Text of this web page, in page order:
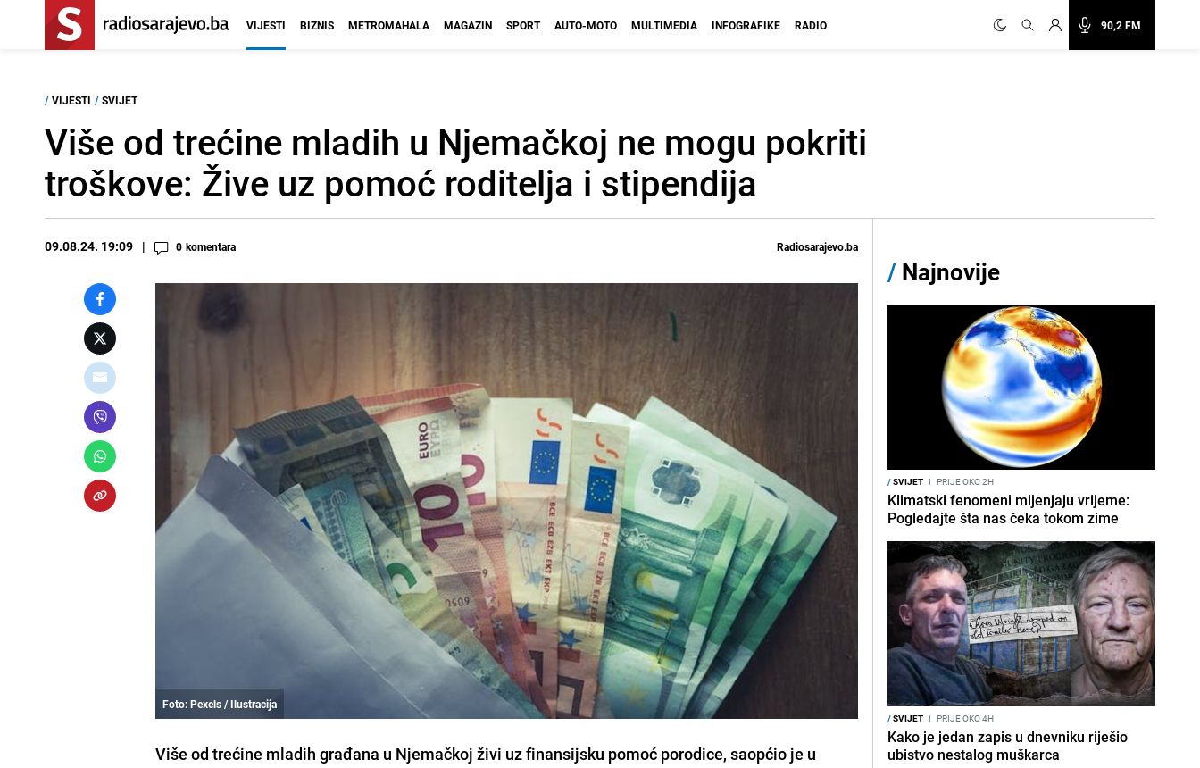
90,2 FM
VIJESTI BIZNIS METROMAHALA MAGAZIN SPORT AUTO-MOTO MULTIMEDIA INFOGRAFIKE RADIO
/ VIJESTI / SVIJET
Više od trećine mladih u Njemačkoj ne mogu pokriti
troškove: Žive uz pomoć roditelja i stipendija
09.08.24. 19:09 0 komentara Radiosarajevo.ba
Foto: Pexels / Ilustracija
Više od trećine mladih građana u Njemačkoj živi uz finansijsku pomoć porodice, saopćio je u
/ Najnovije
/SVIJET I PRIJE OKO 2H
Klimatski fenomeni mijenjaju vrijeme:
Pogledajte šta nas čeka tokom zime
/SVIJET I PRIJE OKO 4H
Kako je jedan zapis u dnevniku riješio
ubistvo nestalog muškarca